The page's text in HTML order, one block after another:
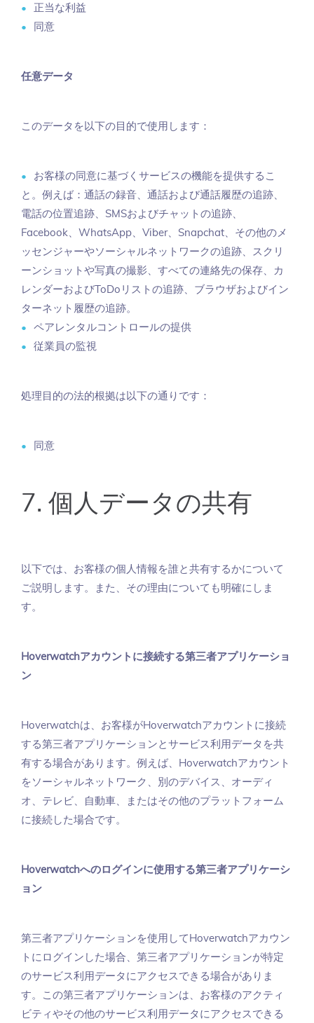
正当な利益
同意
任意データ
このデータを以下の目的で使用します：
お客様の同意に基づくサービスの機能を提供するこ
と。例えば：通話の録音、通話および通話履歴の追跡、
電話の位置追跡、SMSおよびチャットの追跡、
Facebook、WhatsApp、Viber、Snapchat、その他のメ
ッセンジャーやソーシャルネットワークの追跡、スクリ
ーンショットや写真の撮影、すべての連絡先の保存、カ
レンダーおよびToDoリストの追跡、ブラウザおよびイン
ターネット履歴の追跡。
ペアレンタルコントロールの提供
従業員の監視
処理目的の法的根拠は以下の通りです：
同意
7. 個人データの共有
以下では、お客様の個人情報を誰と共有するかについて
ご説明します。また、その理由についても明確にしま
す。
Hoverwatchアカウントに接続する第三者アプリケーショ
ン
Hoverwatchは、お客様がHoverwatchアカウントに接続
する第三者アプリケーションとサービス利用データを共
有する場合があります。例えば、Hoverwatchアカウント
をソーシャルネットワーク、別のデバイス、オーディ
オ、テレビ、自動車、またはその他のプラットフォーム
に接続した場合です。
Hoverwatchへのログインに使用する第三者アプリケーシ
ョン
第三者アプリケーションを使用してHoverwatchアカウン
トにログインした場合、第三者アプリケーションが特定
のサービス利用データにアクセスできる場合がありま
す。この第三者アプリケーションは、お客様のアクティ
ビティやその他のサービス利用データにアクセスできる